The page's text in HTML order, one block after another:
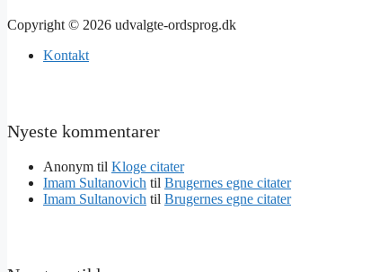
Copyright © 2026 udvalgte-ordsprog.dk
Kontakt
Nyeste kommentarer
Anonym til Kloge citater
Imam Sultanovich til Brugernes egne citater
Imam Sultanovich til Brugernes egne citater